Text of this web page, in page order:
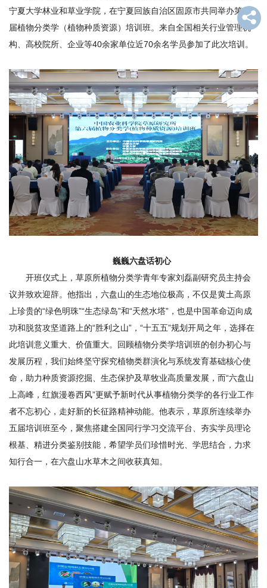
才
科
学
究
合
作
交
研
生
培
养
党
建
学
术
期
刊
宁夏大学林业和草业学院，在宁夏回族自治区固原市共同举办第六
届植物分类学（植物种质资源）培训班。来自全国相关行业管理机
构、高校院所、企业等40余家单位近70余名学员参加了此次培训。
巍巍六盘话初心
开班仪式上，草原所植物分类学青年专家刘磊副研究员主持会
议并致欢迎辞。他指出，六盘山的生态地位极高，不仅是黄土高原
上珍贵的“绿色明珠”“生态绿岛”和“天然水塔”，也是中国革命迈向成
功和脱贫攻坚道路上的“胜利之山”，“十五五”规划开局之年，选择在
此培训意义重大、价值重大。回顾植物分类学培训班的创办初心与
发展历程，我们始终坚守探究植物类群演化与系统发育基础核心使
命，助力种质资源挖掘、生态保护及草牧业高质量发展，而“六盘山
上高峰，红旗漫卷西风”更赋予新时代从事植物分类学的各行业工作
者不忘初心，走好新的长征路精神动能。他表示，草原所连续举办
五届培训班至今，聚焦搭建全国同行学习交流平台、夯实学员理论
根基、精进分类鉴别技能，希望学员们珍惜时光、学思结合，力求
知行合一，在六盘山水草木之间收获真知。